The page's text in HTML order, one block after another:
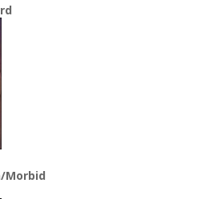
Morbid